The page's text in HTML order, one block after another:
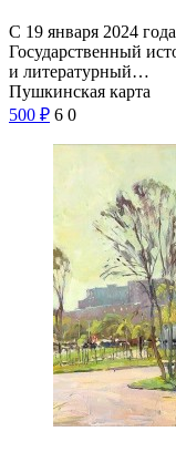
С 19 января 2024
Государственный
и литературный…
Пушкинская карта
500 ₽ 6 0